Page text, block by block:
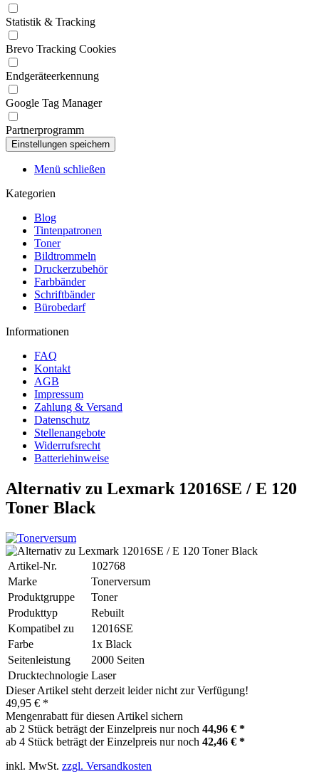
Statistik & Tracking
Brevo Tracking Cookies
Endgeräteerkennung
Google Tag Manager
Partnerprogramm
Menü schließen
Kategorien
Blog
Tintenpatronen
Toner
Bildtrommeln
Druckerzubehör
Farbbänder
Schriftbänder
Bürobedarf
Informationen
FAQ
Kontakt
AGB
Impressum
Zahlung & Versand
Datenschutz
Stellenangebote
Widerrufsrecht
Batteriehinweise
Alternativ zu Lexmark 12016SE / E 120
Toner Black
Artikel-Nr.
102768
Marke
Tonerversum
Produktgruppe
Toner
Produkttyp
Rebuilt
Kompatibel zu
12016SE
Farbe
1x Black
Seitenleistung
2000 Seiten
Drucktechnologie Laser
Dieser Artikel steht derzeit leider nicht zur Verfügung!
49,95 € *
Mengenrabatt für diesen Artikel sichern
ab 2 Stück beträgt der Einzelpreis nur noch 44,96 € *
ab 4 Stück beträgt der Einzelpreis nur noch 42,46 € *
inkl. MwSt. zzgl. Versandkosten